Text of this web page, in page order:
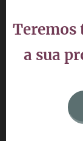
Teremos
a sua